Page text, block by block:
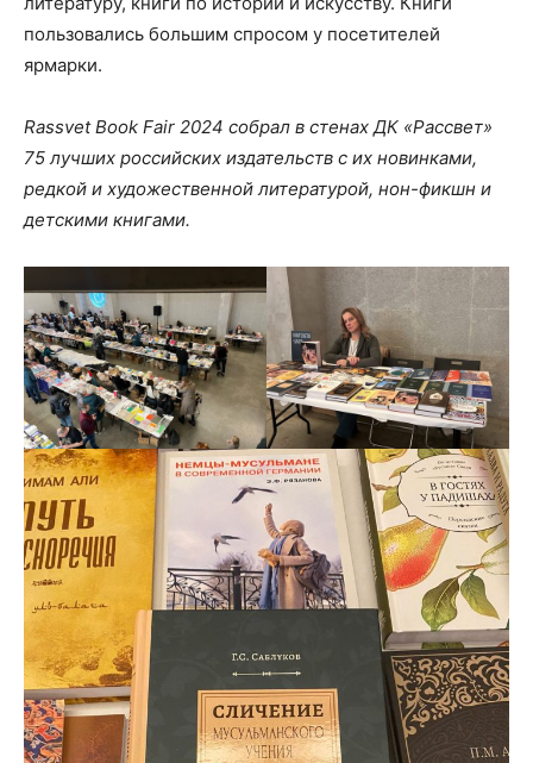
пользовались большим спросом у посетителей
ярмарки.
Rassvet Book Fair 2024 собрал в стенах ДК «Рассвет»
75 лучших российских издательств с их новинками,
редкой и художественной литературой, нон-фикшн и
детскими книгами.